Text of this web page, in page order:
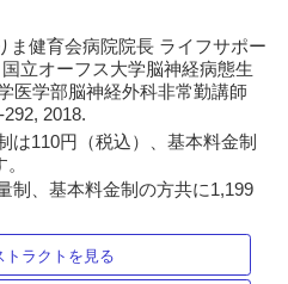
ま健育会病院院長 ライフサポー
立オーフス大学脳神経病態生
医学部脳神経外科非常勤講師
292, 2018.
は110円（税込）、基本料金制
制、基本料金制の方共に1,199
トラクトを見る